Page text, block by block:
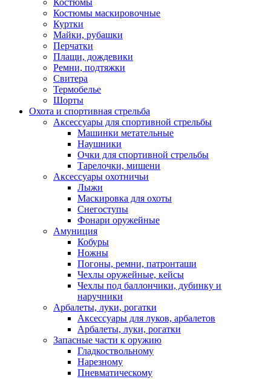
Костюмы
Костюмы маскировочные
Куртки
Майки, рубашки
Перчатки
Плащи, дождевики
Ремни, подтяжки
Свитера
Термобелье
Шорты
Охота и спортивная стрельба
Аксессуары для спортивной стрельбы
Машинки метательные
Наушники
Очки для спортивной стрельбы
Тарелочки, мишени
Аксессуары охотничьи
Лыжи
Маскировка для охоты
Снегоступы
Фонари оружейные
Амуниция
Кобуры
Ножны
Погоны, ремни, патронташи
Чехлы оружейные, кейсы
Чехлы под баллончики, дубинку и
наручники
Арбалеты, луки, рогатки
Аксессуары для луков, арбалетов
Арбалеты, луки, рогатки
Запасные части к оружию
Гладкоствольному
Нарезному
Пневматическому